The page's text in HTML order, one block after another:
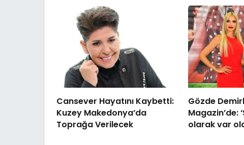
Cansever Hayatını Kaybetti:
Kuzey Makedonya’da
Toprağa Verilecek
Gözde
Magazin’de:
olarak var